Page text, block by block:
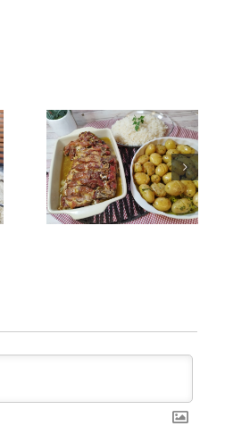
Entrecosto
italiano c/
batata a
murro e